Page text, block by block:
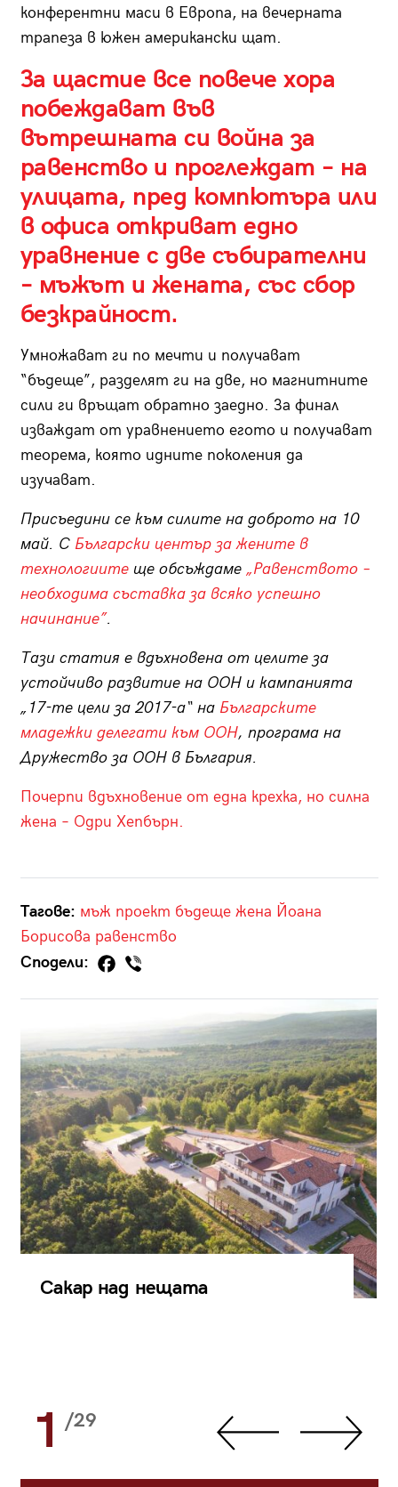
конферентни маси в Европа, на вечерната
трапеза в южен американски щат.
За щастие все повече хора
побеждават във
вътрешната си война за
равенство и проглеждат – на
улицата, пред компютъра или
в офиса откриват едно
уравнение с две събирателни
– мъжът и жената, със сбор
безкрайност.
Умножават ги по мечти и получават
“бъдеще”, разделят ги на две, но магнитните
сили ги връщат обратно заедно. За финал
изваждат от уравнението егото и получават
теорема, която идните поколения да
изучават.
Присъедини се към силите на доброто на 10
май. С Български център за жените в
технологиитеще обсъждаме „Равенството –
необходима съставка за всяко успешно
начинание”.
Тази статия е вдъхновена от целите за
устойчиво развитие на ООН и кампанията
„17-те цели за 2017-а“ на Българските
младежки делегати към ООН, програма на
Дружество за ООН в България.
Почерпи вдъхновение от една крехка, но силна
жена – Одри Хепбърн.
Тагове: мъж проект бъдеще жена Йоана
Борисова равенство
Сподели:
Сакар над нещата
1 /29